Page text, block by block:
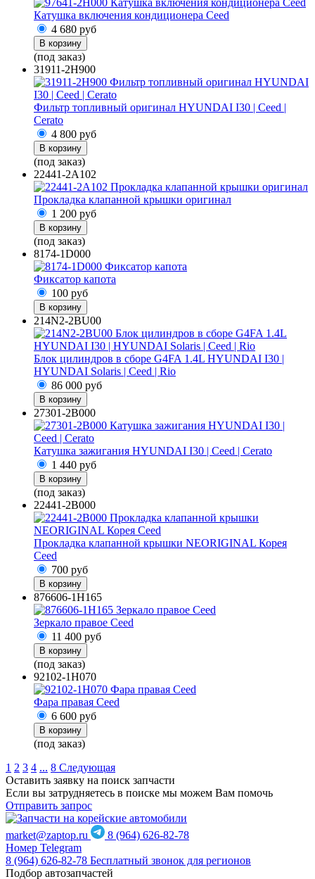
Катушка включения кондиционера Ceed
4 680 руб
В корзину
(под заказ)
31911-2H900
Фильтр топливный оригинал HYUNDAI I30 | Ceed |
Cerato
4 800 руб
В корзину
(под заказ)
22441-2A102
Прокладка клапанной крышки оригинал
1 200 руб
В корзину
(под заказ)
8174-1D000
Фиксатор капота
100 руб
В корзину
214N2-2BU00
Блок цилиндров в сборе G4FA 1.4L HYUNDAI I30 |
HYUNDAI Solaris | Ceed | Rio
86 000 руб
В корзину
27301-2B000
Катушка зажигания HYUNDAI I30 | Ceed | Cerato
1 440 руб
В корзину
(под заказ)
22441-2B000
Прокладка клапанной крышки NEORIGINAL Корея
Ceed
700 руб
В корзину
876606-1H165
Зеркало правое Ceed
11 400 руб
В корзину
(под заказ)
92102-1H070
Фара правая Ceed
6 600 руб
В корзину
(под заказ)
1 2 3 4 ... 8 Следующая
Оставить заявку на поиск запчасти
Если вы затрудняетесь в поиске мы можем Вам помочь
Отправить запрос
market@zaptop.ru
8 (964) 626-82-78
Номер Telegram
8 (964) 626-82-78 Бесплатный звонок для регионов
Подбор автозапчастей